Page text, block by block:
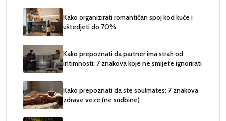
Kako organizirati romantičan spoj kod kuće i
uštedjeti do 70%
Kako prepoznati da partner ima strah od
intimnosti: 7 znakova koje ne smijete ignorirati
Kako prepoznati da ste soulmates: 7 znakova
zdrave veze (ne sudbine)